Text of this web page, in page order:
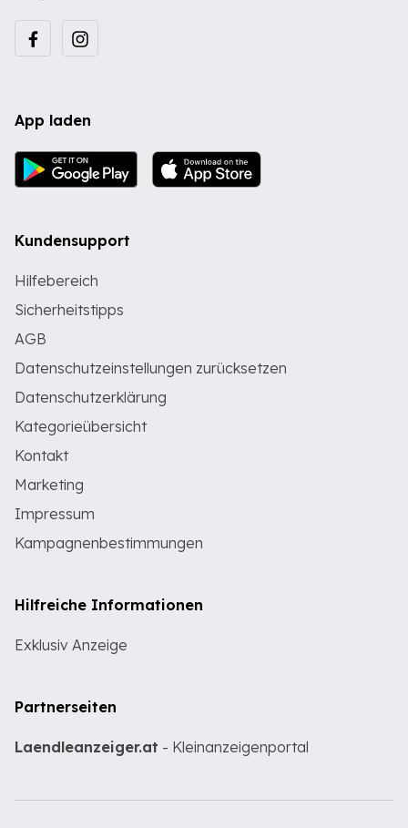
App laden
Kundensupport
Hilfebereich
Sicherheitstipps
AGB
Datenschutzeinstellungen zurücksetzen
Datenschutzerklärung
Kategorieübersicht
Kontakt
Marketing
Impressum
Kampagnenbestimmungen
Hilfreiche Informationen
Exklusiv Anzeige
Partnerseiten
Laendleanzeiger.at - Kleinanzeigenportal